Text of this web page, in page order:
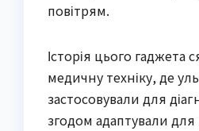
повітрям.
Історія цього гаджета
медичну техніку, де
застосовували для
згодом адаптували для